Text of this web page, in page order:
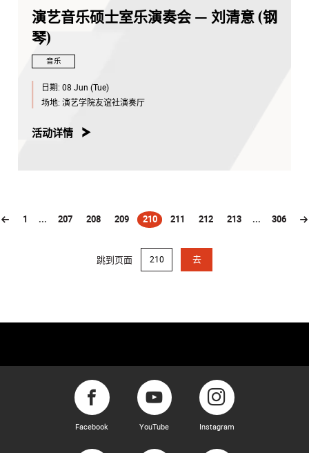
演艺音乐硕士室乐演奏会 — 刘清意 (钢
琴)
音乐
日期: 08 Jun (Tue)
场地: 演艺学院友谊社演奏厅
活动详情
1 ... 207 208 209 210
(current)211 212 213 ... 306
跳到页面 去
Facebook YouTube Instagram